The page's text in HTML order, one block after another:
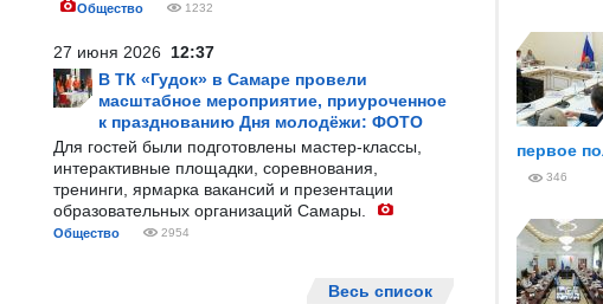
Общество 1232
27 июня 2026 12:37
В ТК «Гудок» в Самаре провели
масштабное мероприятие, приуроченное
к празднованию Дня молодёжи: ФОТО
Для гостей были подготовлены мастер-классы,
интерактивные площадки, соревнования,
тренинги, ярмарка вакансий и презентации
образовательных организаций Самары.
Общество 2954
Весь список
первое
346